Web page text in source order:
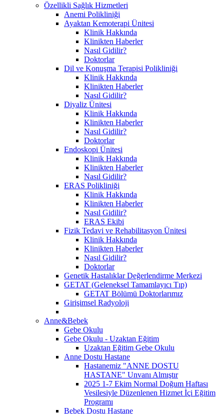
Özellikli Sağlık Hizmetleri
Anemi Polikliniği
Ayaktan Kemoterapi Ünitesi
Klinik Hakkında
Klinikten Haberler
Nasıl Gidilir?
Doktorlar
Dil ve Konuşma Terapisi Polikliniği
Klinik Hakkında
Klinikten Haberler
Nasıl Gidilir?
Diyaliz Ünitesi
Klinik Hakkında
Klinikten Haberler
Nasıl Gidilir?
Doktorlar
Endoskopi Ünitesi
Klinik Hakkında
Klinikten Haberler
Nasıl Gidilir?
ERAS Polikliniği
Klinik Hakkında
Klinikten Haberler
Nasıl Gidilir?
ERAS Ekibi
Fizik Tedavi ve Rehabilitasyon Ünitesi
Klinik Hakkında
Klinikten Haberler
Nasıl Gidilir?
Doktorlar
Genetik Hastalıklar Değerlendirme Merkezi
GETAT (Geleneksel Tamamlayıcı Tıp)
GETAT Bölümü Doktorlarımız
Girişimsel Radyoloji
Anne&Bebek
Gebe Okulu
Gebe Okulu - Uzaktan Eğitim
Uzaktan Eğitim Gebe Okulu
Anne Dostu Hastane
Hastanemiz "ANNE DOSTU
HASTANE" Unvanı Almıştır
2025 1-7 Ekim Normal Doğum Haftası
Vesilesiyle Düzenlenen Hizmet İçi Eğitim
Programı
Bebek Dostu Hastane